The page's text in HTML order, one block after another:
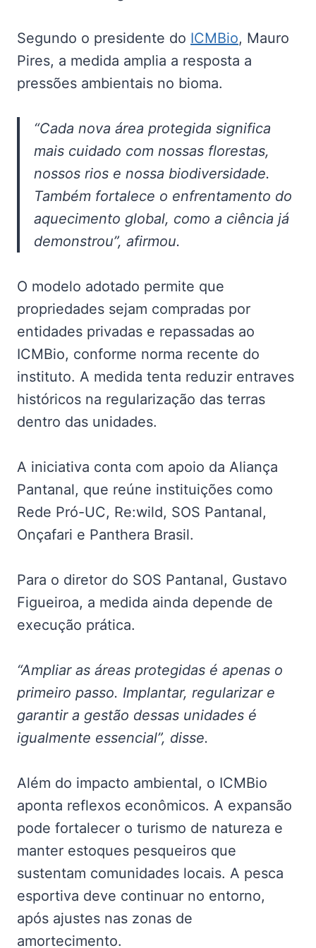
Segundo o presidente do ICMBio, Mauro
Pires, a medida amplia a resposta a
pressões ambientais no bioma.
“Cada nova área protegida significa
mais cuidado com nossas florestas,
nossos rios e nossa biodiversidade.
Também fortalece o enfrentamento do
aquecimento global, como a ciência já
demonstrou”, afirmou.
O modelo adotado permite que
propriedades sejam compradas por
entidades privadas e repassadas ao
ICMBio, conforme norma recente do
instituto. A medida tenta reduzir entraves
históricos na regularização das terras
dentro das unidades.
A iniciativa conta com apoio da Aliança
Pantanal, que reúne instituições como
Rede Pró-UC, Re:wild, SOS Pantanal,
Onçafari e Panthera Brasil.
Para o diretor do SOS Pantanal, Gustavo
Figueiroa, a medida ainda depende de
execução prática.
“Ampliar as áreas protegidas é apenas o
primeiro passo. Implantar, regularizar e
garantir a gestão dessas unidades é
igualmente essencial”, disse.
Além do impacto ambiental, o ICMBio
aponta reflexos econômicos. A expansão
pode fortalecer o turismo de natureza e
manter estoques pesqueiros que
sustentam comunidades locais. A pesca
esportiva deve continuar no entorno,
após ajustes nas zonas de
amortecimento.